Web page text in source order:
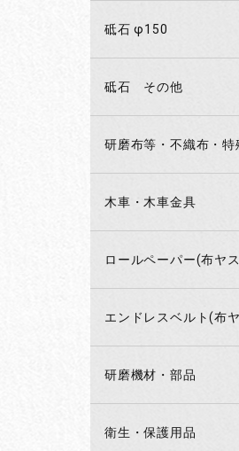
砥石 φ150
砥石 その他
研磨布等・不織布・特
木車・木車金具
ロールペーパー(布ヤ
エンドレスベルト(布
研磨機材・部品
衛生・保護用品